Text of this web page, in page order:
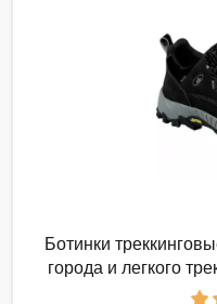
Ботинки
города и легкого